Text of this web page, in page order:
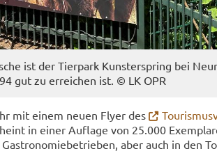
ist der Tier­park Kunst­er­spring bei
gut zu er­rei­chen ist. © LK OPR
mit einem neuen Flyer des
in einer Auf­la­ge von 25.000
aber auch in den